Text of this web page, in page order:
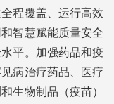
程覆盖、运行高效
智慧赋能质量安全
平。加强药品和疫
病治疗药品、医疗
生物制品（疫苗）